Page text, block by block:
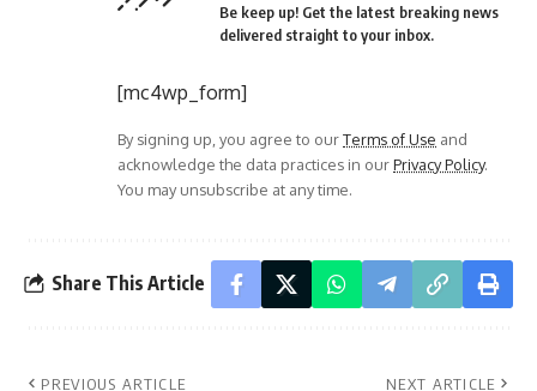
Be keep up! Get the latest breaking news
delivered straight to your inbox.
[mc4wp_form]
By signing up, you agree to ourTerms of Use and
acknowledge the data practices in ourPrivacy Policy.
You may unsubscribe at any time.
Share This Article
PREVIOUS ARTICLE NEXT ARTICLE